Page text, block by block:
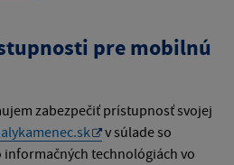
pre mobilnú
zabezpečiť prístupnosť svojej
v súlade so
informačných technológiách vo